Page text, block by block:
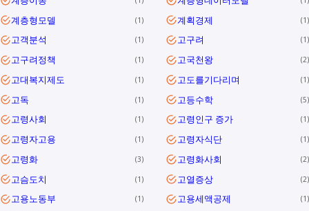
계층형모델 1 계획경제 1
고객분석 1 고구려 1
고구려정책 1 고국천왕 2
고대복지제도 1 고도를기다리며 1
고독 1 고등수학 5
고령사회 1 고령인구 증가 1
고령자고용 1 고령자식단 1
고령화 3 고령화사회 2
고슴도치 1 고열증상 2
고용노동부 1 고용세액공제 1